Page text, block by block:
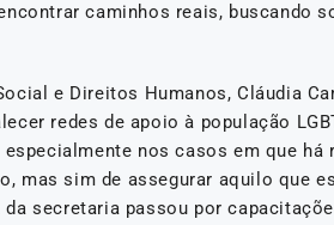
caminhos reais, buscando
e Direitos Humanos, Cláudia
redes de apoio à população
nos casos em que
mas sim de assegurar aquilo que
secretaria passou por